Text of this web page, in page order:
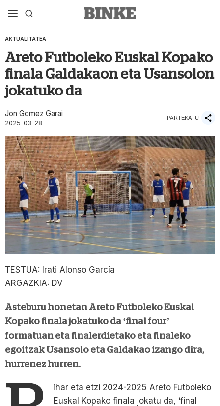
AKTUALITATEA
Areto Futboleko Euskal Kopako
finala Galdakaon eta Usansolon
jokatuko da
Jon Gomez Garai
2025-03-28
PARTEKATU
TESTUA: Irati Alonso García
ARGAZKIA: DV
Asteburu honetan Areto Futboleko Euskal
Kopako finala jokatuko da ‘final four’
formatuan eta finalerdietako eta finaleko
egoitzak Usansolo eta Galdakao izango dira,
hurrenez hurren.
ihar eta etzi 2024-2025 Areto Futboleko
Euskal Kopako finala jokatu da, ‘final